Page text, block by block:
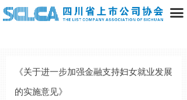
끀
《关于进一步加强金融支持妇女就业发展
的实施意见》